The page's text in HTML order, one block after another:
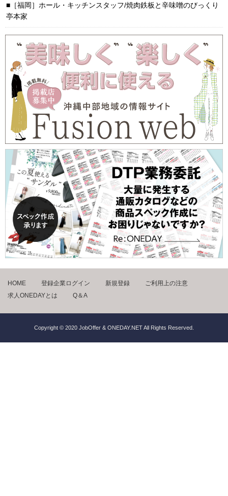
［福岡］ホール・キッチンスタッフ/焼肉鉄板と辛味噌のびっくり
亭本家
HOME 登録企業ログイン 新規登録
ご利用上の注意
求人ONEDAYとは
Q＆A
Copyright © 2020 JobOffer & ONEDAY.NET All Rights Reserved.